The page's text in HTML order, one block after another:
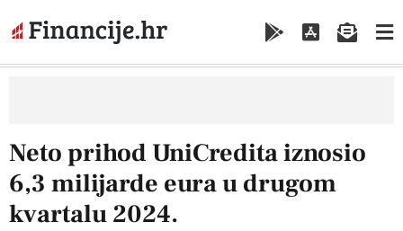
Neto prihod UniCredita iznosio
6,3 milijarde eura u drugom
kvartalu 2024.